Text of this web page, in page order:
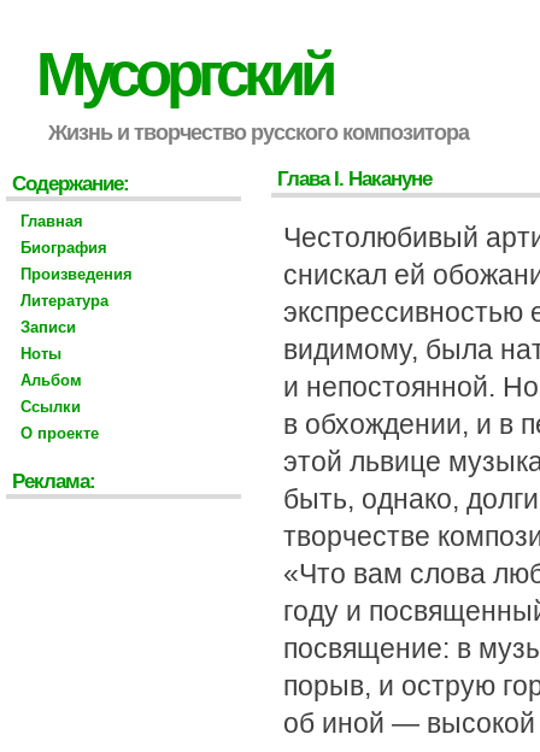
Мусоргский
Жизнь и творчество русского композитора
Глава I. Накануне
Честолюбивый
снискал ей
экспрессивностью
видимому, была
и непостоянной.
в обхождении, и в
этой львице
быть, однако,
творчестве
«Что вам слова
году и
посвящение: в
порыв, и острую
об иной —
Содержание:
Главная
Биография
Произведения
Литература
Записи
Ноты
Альбом
Ссылки
О проекте
Реклама: